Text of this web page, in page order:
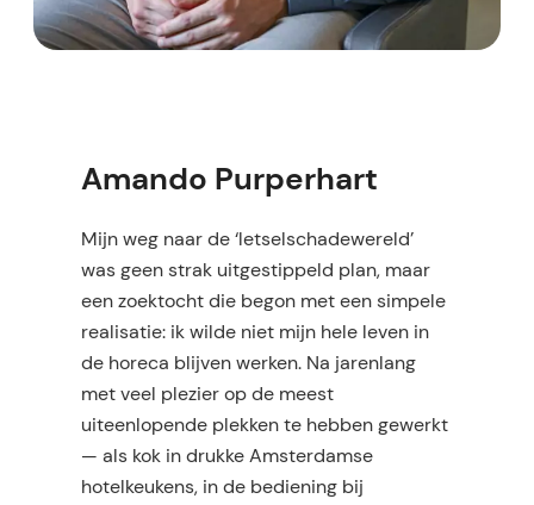
Amando Purperhart
Mijn weg naar de ‘letselschadewereld’
was geen strak uitgestippeld plan, maar
een zoektocht die begon met een simpele
realisatie: ik wilde niet mijn hele leven in
de horeca blijven werken. Na jarenlang
met veel plezier op de meest
uiteenlopende plekken te hebben gewerkt
— als kok in drukke Amsterdamse
hotelkeukens, in de bediening bij